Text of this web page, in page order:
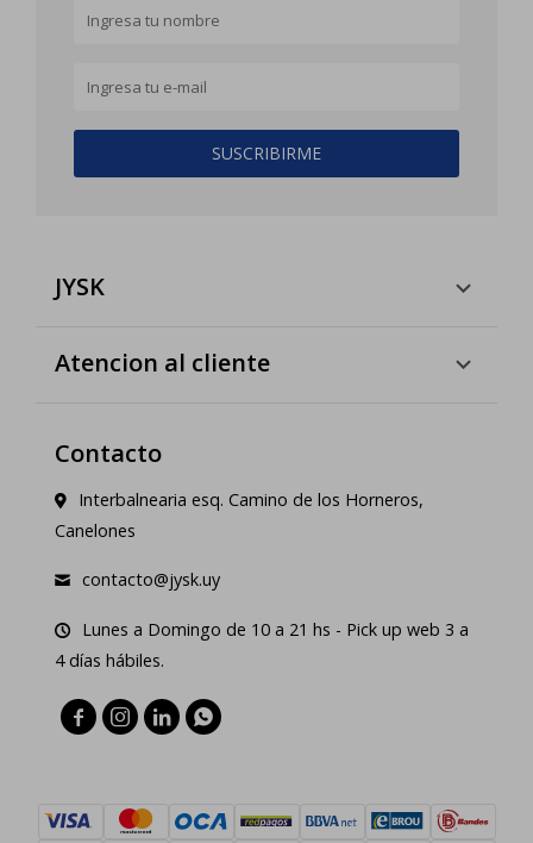
SUSCRIBIRME
JYSK
Atencion al cliente
Contacto
Interbalnearia esq. Camino de los Horneros,
Canelones
contacto@jysk.uy
Lunes a Domingo de 10 a 21 hs - Pick up web 3 a
4 días hábiles.
   